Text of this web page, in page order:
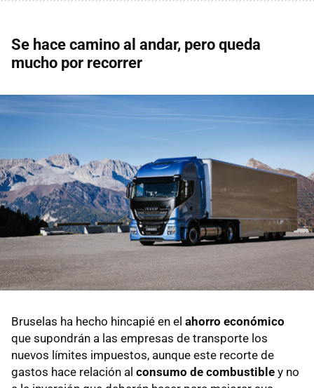
Se hace camino al andar, pero queda
mucho por recorrer
Bruselas ha hecho hincapié en el ahorro económico
que supondrán a las empresas de transporte los
nuevos límites impuestos, aunque este recorte de
gastos hace relación al consumo de combustible y no